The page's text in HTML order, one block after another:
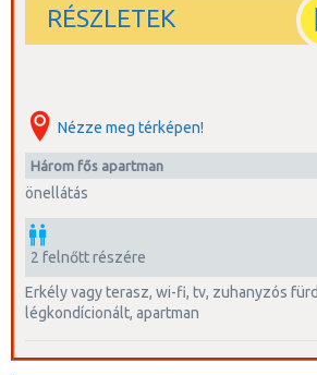
RÉSZLETEK
Nézze meg térképen!
három fős apartman
önellátás
2 felnőtt részére
erkély vagy terasz, wi-fi, tv, zuhanyzós fürdőszoba,
légkondícionált, apartman